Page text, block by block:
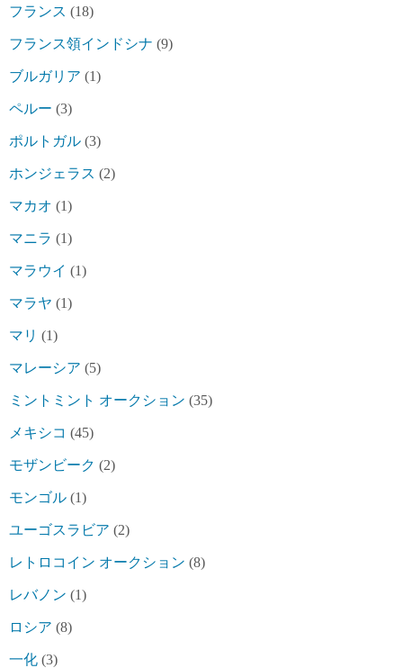
フランス (18)
フランス領インドシナ (9)
ブルガリア (1)
ペルー (3)
ポルトガル (3)
ホンジェラス (2)
マカオ (1)
マニラ (1)
マラウイ (1)
マラヤ (1)
マリ (1)
マレーシア (5)
ミントミント オークション (35)
メキシコ (45)
モザンビーク (2)
モンゴル (1)
ユーゴスラビア (2)
レトロコイン オークション (8)
レバノン (1)
ロシア (8)
一化 (3)